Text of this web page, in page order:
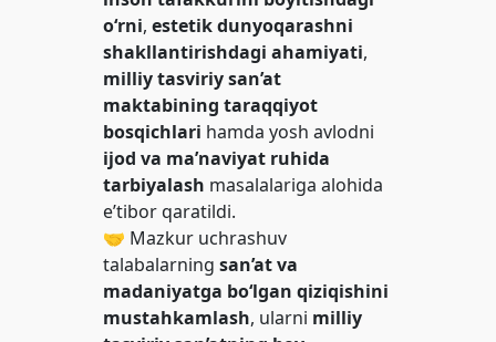
o‘rni,estetik dunyoqarashni
shakllantirishdagi ahamiyati,
milliy tasviriy san’at
maktabining taraqqiyot
bosqichlari hamda yosh avlodni
ijod va ma’naviyat ruhida
tarbiyalash masalalariga alohida
e’tibor qaratildi.
🤝 Mazkur uchrashuv
talabalarningsan’at va
madaniyatga bo‘lgan qiziqishini
mustahkamlash, ularni milliy